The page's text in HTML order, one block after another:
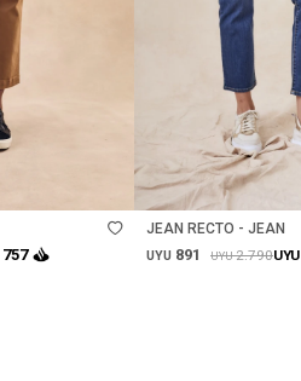
757
Talle
JEAN RECTO - JEAN
UYU 891 UYU2.790UYU